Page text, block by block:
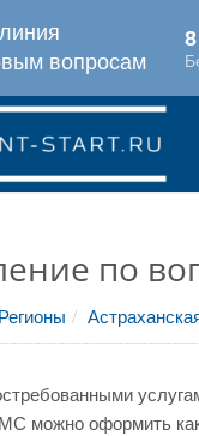
по
Регионы
можно оформить как